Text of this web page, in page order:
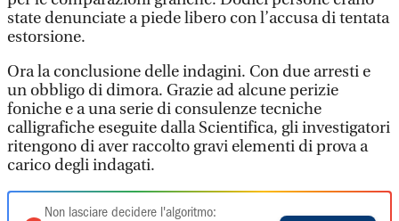
state denunciate a piede libero con l’accusa di tentata
estorsione.
Ora la conclusione delle indagini. Con due arresti e
un obbligo di dimora. Grazie ad alcune perizie
foniche e a una serie di consulenze tecniche
calligrafiche eseguite dalla Scientifica, gli investigatori
ritengono di aver raccolto gravi elementi di prova a
carico degli indagati.
Non lasciare decidere l'algoritmo: